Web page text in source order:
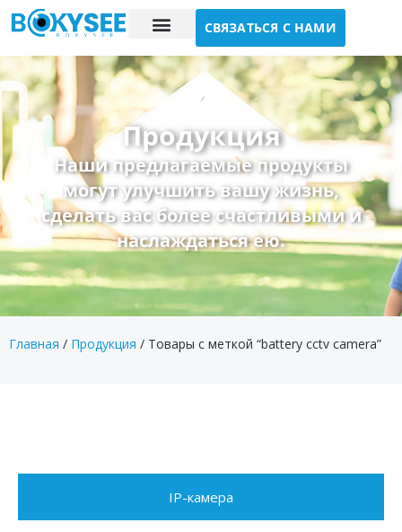
СВЯЗАТЬСЯ С НАМИ
Продукция
Наши предлагаемые продукты
могут улучшить вашу жизнь,
сделать вас более счастливыми и
наслаждаться ею.
Главная / Продукция / Товары с меткой “battery cctv camera”
IP-камера